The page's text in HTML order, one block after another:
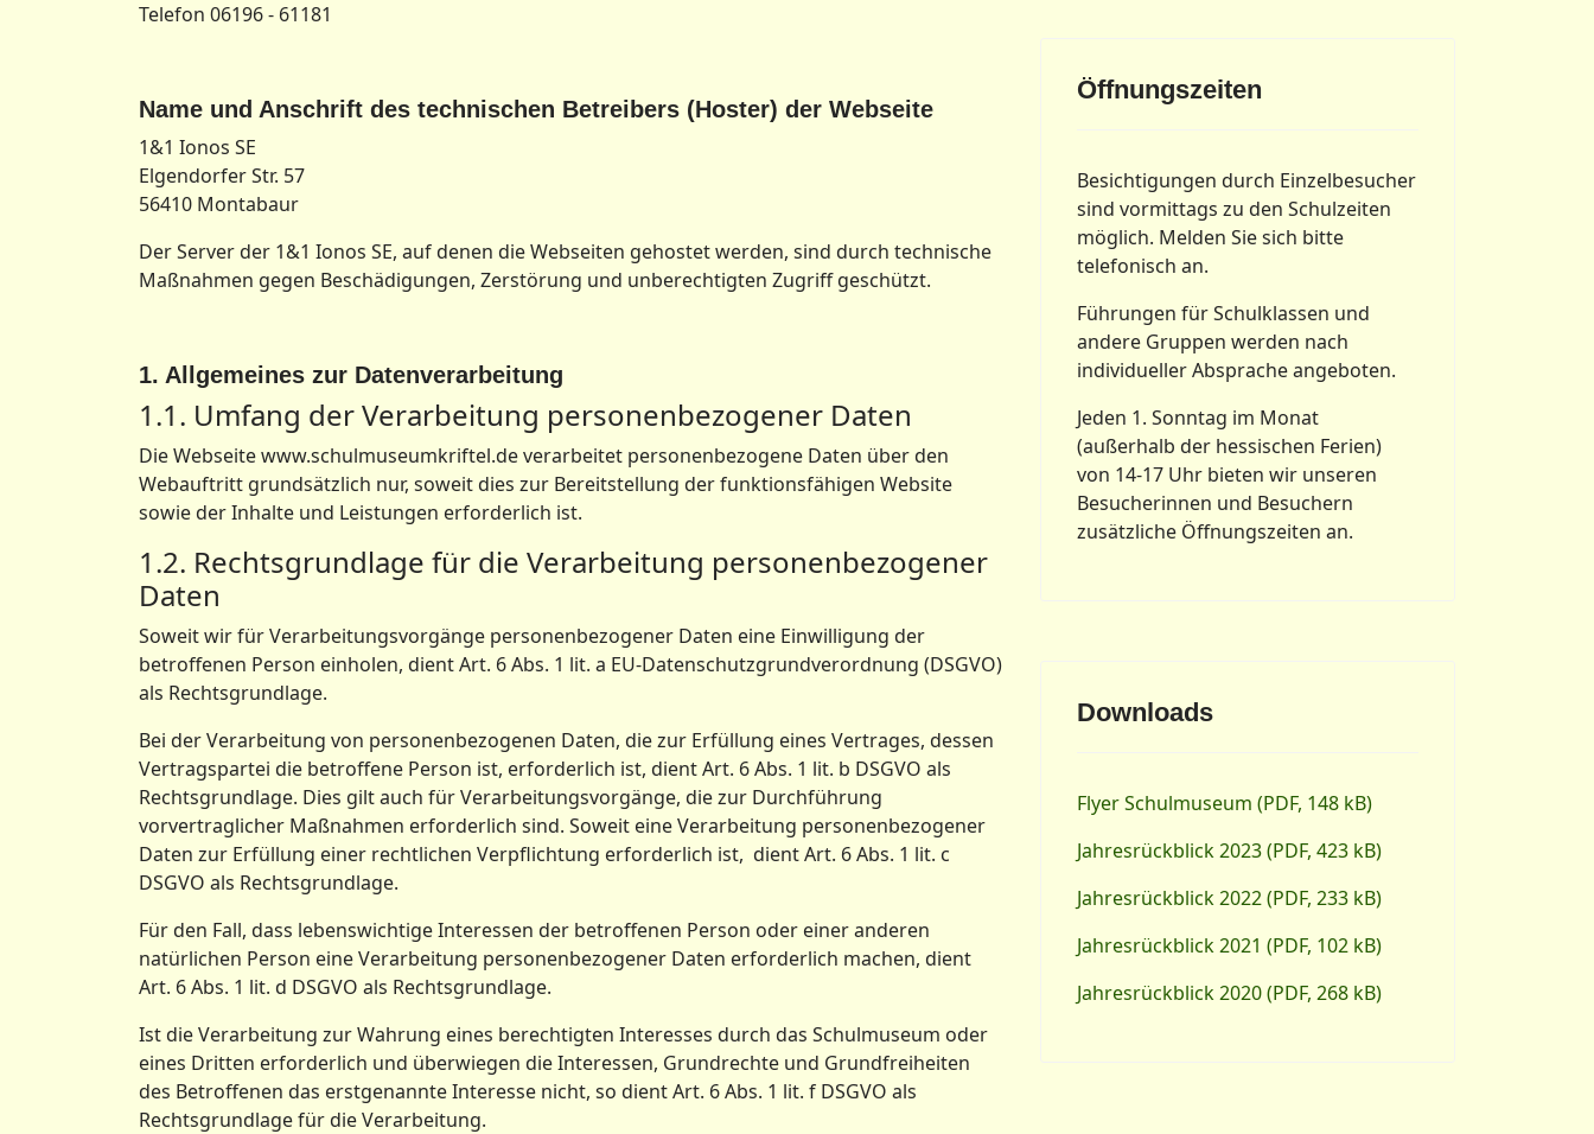
Telefon 06196 - 61181
Name und Anschrift des technischen Betreibers (Hoster) der Webseite
1&1 Ionos SE
Elgendorfer Str. 57
56410 Montabaur
Der Server der 1&1 Ionos SE, auf denen die Webseiten gehostet werden, sind durch technische
Maßnahmen gegen Beschädigungen, Zerstörung und unberechtigten Zugriff geschützt.
1. Allgemeines zur Datenverarbeitung
1.1. Umfang der Verarbeitung personenbezogener Daten
Die Webseite www.schulmuseumkriftel.de verarbeitet personenbezogene Daten über den
Webauftritt grundsätzlich nur, soweit dies zur Bereitstellung der funktionsfähigen Website
sowie der Inhalte und Leistungen erforderlich ist.
1.2. Rechtsgrundlage für die Verarbeitung personenbezogener
Daten
Soweit wir für Verarbeitungsvorgänge personenbezogener Daten eine Einwilligung der
betroffenen Person einholen, dient Art. 6 Abs. 1 lit. a EU-Datenschutzgrundverordnung (DSGVO)
als Rechtsgrundlage.
Bei der Verarbeitung von personenbezogenen Daten, die zur Erfüllung eines Vertrages, dessen
Vertragspartei die betroffene Person ist, erforderlich ist, dient Art. 6 Abs. 1 lit. b DSGVO als
Rechtsgrundlage. Dies gilt auch für Verarbeitungsvorgänge, die zur Durchführung
vorvertraglicher Maßnahmen erforderlich sind. Soweit eine Verarbeitung personenbezogener
Daten zur Erfüllung einer rechtlichen Verpflichtung erforderlich ist, dient Art. 6 Abs. 1 lit. c
DSGVO als Rechtsgrundlage.
Für den Fall, dass lebenswichtige Interessen der betroffenen Person oder einer anderen
natürlichen Person eine Verarbeitung personenbezogener Daten erforderlich machen, dient
Art. 6 Abs. 1 lit. d DSGVO als Rechtsgrundlage.
Ist die Verarbeitung zur Wahrung eines berechtigten Interesses durch das Schulmuseum oder
eines Dritten erforderlich und überwiegen die Interessen, Grundrechte und Grundfreiheiten
des Betroffenen das erstgenannte Interesse nicht, so dient Art. 6 Abs. 1 lit. f DSGVO als
Rechtsgrundlage für die Verarbeitung.
Öffnungszeiten
Besichtigungen durch Einzelbesucher
sind vormittags zu den Schulzeiten
möglich. Melden Sie sich bitte
telefonisch an.
Führungen für Schulklassen und
andere Gruppen werden nach
individueller Absprache angeboten.
Jeden 1. Sonntag im Monat
(außerhalb der hessischen Ferien)
von 14-17 Uhr bieten wir unseren
Besucherinnen und Besuchern
zusätzliche Öffnungszeiten an.
Downloads
Flyer Schulmuseum (PDF, 148 kB)
Jahresrückblick 2023 (PDF, 423 kB)
Jahresrückblick 2022 (PDF, 233 kB)
Jahresrückblick 2021 (PDF, 102 kB)
Jahresrückblick 2020 (PDF, 268 kB)